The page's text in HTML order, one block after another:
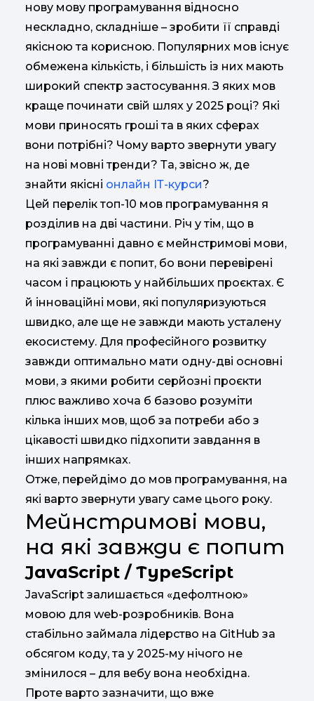
нову мову програмування відносно
нескладно, складніше – зробити її справді
якісною та корисною. Популярних мов існує
обмежена кількість, і більшість із них мають
широкий спектр застосування. З яких мов
краще починати свій шлях у 2025 році? Які
мови приносять гроші та в яких сферах
вони потрібні? Чому варто звернути увагу
на нові мовні тренди? Та, звісно ж, де
знайти якісні онлайн ІТ-курси?
Цей перелік топ-10 мов програмування я
розділив на дві частини. Річ у тім, що в
програмуванні давно є мейнстримові мови,
на які завжди є попит, бо вони перевірені
часом і працюють у найбільших проєктах. Є
й інноваційні мови, які популяризуються
швидко, але ще не завжди мають усталену
екосистему. Для професійного розвитку
завжди оптимально мати одну-дві основні
мови, з якими робити серйозні проєкти
плюс важливо хоча б базово розуміти
кілька інших мов, щоб за потреби або з
цікавості швидко підхопити завдання в
інших напрямках.
Отже, перейдімо до мов програмування, на
які варто звернути увагу саме цього року.
Мейнстримові мови,
на які завжди є попит
JavaScript / TypeScript
JavaScript залишається «дефолтною»
мовою для web-розробників. Вона
стабільно займала лідерство на GitHub за
обсягом коду, та у 2025-му нічого не
змінилося – для вебу вона необхідна.
Проте варто зазначити, що вже